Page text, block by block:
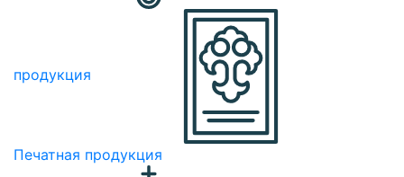
продукция
Печатная продукция